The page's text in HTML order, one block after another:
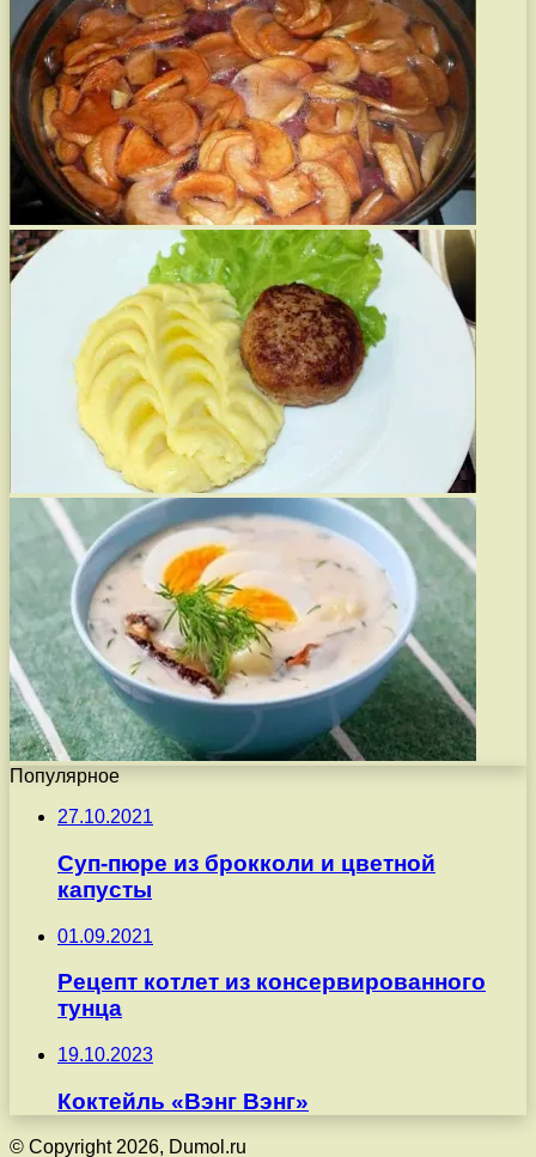
Популярное
27.10.2021
Суп-пюре из брокколи и цветной
капусты
01.09.2021
Рецепт котлет из консервированного
тунца
19.10.2023
Коктейль «Вэнг Вэнг»
© Copyright 2026, Dumol.ru